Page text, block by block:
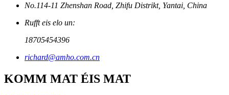
No.114-11 Zhenshan Road, Zhifu Distrikt, Yantai, China
Rufft eis elo un:
18705454396
richard@amho.com.cn
KOMM MAT ÉIS MAT